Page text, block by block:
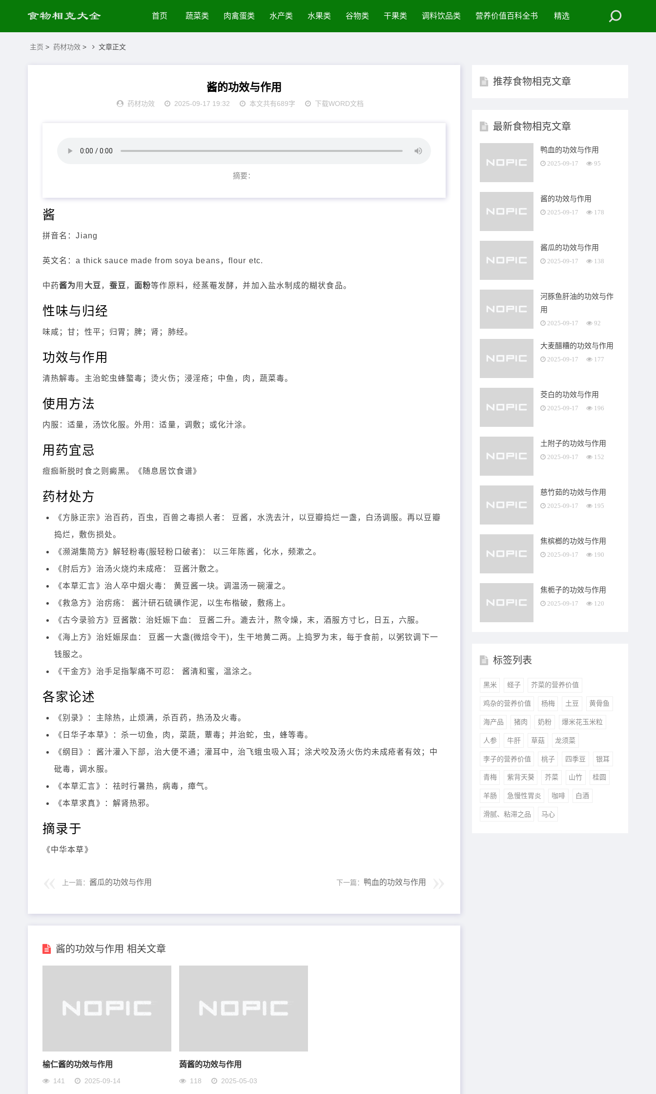
首页 蔬菜类 肉禽蛋类 水产类 水果类 谷物类 干果类 调料饮品类 营养价值百科全书 精选
主页 > 药材功效 > 文章正文
酱的功效与作用
药材功效 2025-09-17 19:32 本文共有689字 下载WORD文档
摘要：
酱
拼音名：Jiang
英文名：a thick sauce made from soya beans，flour etc.
中药酱为用 大豆 ， 蚕豆 ， 面粉等作原料，经蒸罨发酵，并加入盐水制成的糊状食品。
性味与归经
味咸；甘；性平；归胃；脾；肾；肺经。
功效与作用
清热解毒。主治蛇虫蜂螯毒；烫火伤；浸淫疮；中鱼，肉，蔬菜毒。
使用方法
内服：适量，汤饮化服。外用：适量，调敷；或化汁涂。
用药宜忌
痘痂新脱时食之则癜黑。《随息居饮食谱》
药材处方
《方脉正宗》治百药，百虫，百兽之毒损人者： 豆酱，水洗去汁，以豆瓣捣烂一盏，白汤调服。再以豆瓣
捣烂，敷伤损处。
《濒湖集简方》解轻粉毒(服轻粉口破者)： 以三年陈酱，化水，频漱之。
《肘后方》治汤火烧灼未成疮： 豆酱汁敷之。
《本草汇言》治人卒中烟火毒： 黄豆酱一块。调温汤一碗灌之。
《救急方》治疠疡： 酱汁研石硫磺作泥，以生布楷破，敷疡上。
《古今录验方》豆酱散：治妊娠下血： 豆酱二升。漉去汁，熬令燥，末，酒服方寸匕，日五，六服。
《海上方》治妊娠尿血： 豆酱一大盏(微焙令干)，生干地黄二两。上捣罗为末，每于食前，以粥钦调下一
钱服之。
《干金方》治手足指掣痛不可忍： 酱清和蜜，温涂之。
各家论述
《别录》：主除热，止烦满，杀百药，热汤及火毒。
《日华子本草》：杀一切鱼，肉，菜蔬，蕈毒；并治蛇，虫，蜂等毒。
《纲目》：酱汁灌入下部，治大便不通；灌耳中，治飞蛾虫吸入耳；涂犬咬及汤火伤灼未成疮者有效；中
砒毒，调水服。
《本草汇言》：祛时行暑热，病毒，瘴气。
《本草求真》：解肾热邪。
摘录于
《中华本草》
上一篇： 酱瓜的功效与作用 下一篇： 鸭血的功效与作用
酱的功效与作用 相关文章
榆仁酱的功效与作用
141 2025-09-14
蒟酱的功效与作用
118 2025-05-03
推荐食物相克文章
最新食物相克文章
鸭血的功效与作用
2025-09-17 95
酱的功效与作用
2025-09-17 178
酱瓜的功效与作用
2025-09-17 138
河豚鱼肝油的功效与作
用
2025-09-17 92
大麦醋糟的功效与作用
2025-09-17 177
茭白的功效与作用
2025-09-17 196
土附子的功效与作用
2025-09-17 152
慈竹茹的功效与作用
2025-09-17 195
焦槟榔的功效与作用
2025-09-17 190
焦栀子的功效与作用
2025-09-17 120
标签列表
黑米 蛏子 芥菜的营养价值
鸡杂的营养价值 杨梅 土豆 黄骨鱼
海产品 猪肉 奶粉 爆米花玉米粒
人参 牛肝 草菇 龙须菜
李子的营养价值 桃子 四季豆 银耳
青梅 紫背天葵 芥菜 山竹 桂圆
羊肠 急慢性胃炎 咖啡 白酒
滑腻、粘滞之品 马心